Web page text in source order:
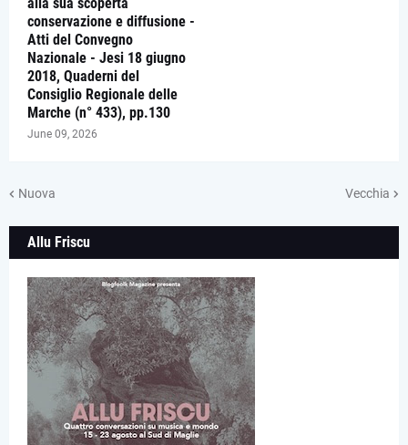
conservazione e diffusione -
Atti del Convegno
Nazionale - Jesi 18 giugno
2018, Quaderni del
Consiglio Regionale delle
Marche (n° 433), pp.130
June 09, 2026
Nuova Vecchia
Allu Friscu